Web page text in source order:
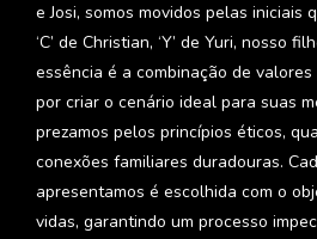
e Josi, somos movidos pelas iniciais
‘C’ de Christian, ‘Y’ de Yuri, nosso
essência é a combinação de
por criar o cenário ideal para suas
prezamos pelos princípios éticos,
conexões familiares duradouras.
apresentamos é escolhida com o
vidas, garantindo um processo